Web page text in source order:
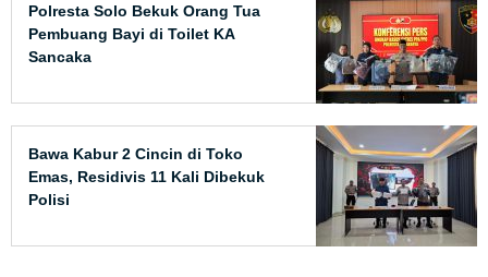
Polresta Solo Bekuk Orang Tua
Pembuang Bayi di Toilet KA
Sancaka
Bawa Kabur 2 Cincin di Toko
Emas, Residivis 11 Kali Dibekuk
Polisi